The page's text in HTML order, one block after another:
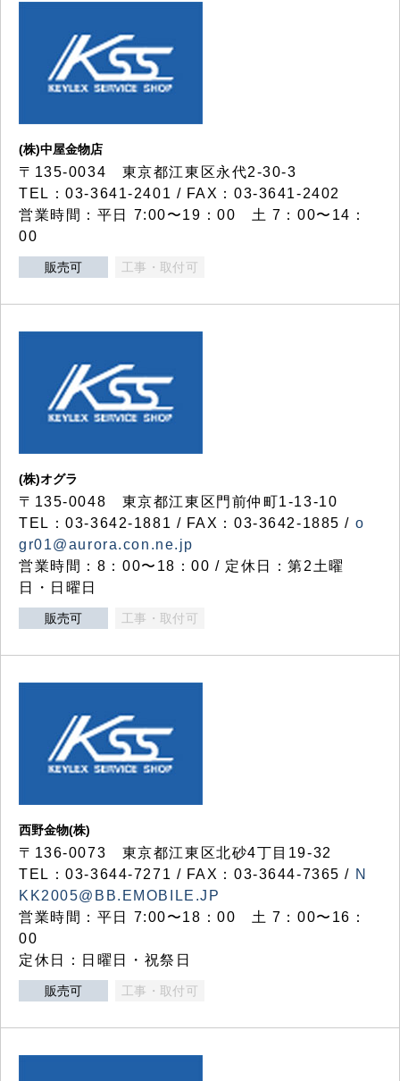
(株)中屋金物店
〒135-0034 東京都江東区永代2-30-3
TEL：03-3641-2401 / FAX：03-3641-2402
営業時間：平日 7:00〜19：00 土 7：00〜14：
00
販売可 工事・取付可
(株)オグラ
〒135-0048 東京都江東区門前仲町1-13-10
TEL：03-3642-1881 / FAX：03-3642-1885 / o
gr01@aurora.con.ne.jp
営業時間：8：00〜18：00 / 定休日：第2土曜
日・日曜日
販売可 工事・取付可
西野金物(株)
〒136-0073 東京都江東区北砂4丁目19-32
TEL：03‐3644‐7271 / FAX：03-3644-7365 / N
KK2005@BB.EMOBILE.JP
営業時間：平日 7:00〜18：00 土 7：00〜16：
00
定休日：日曜日・祝祭日
販売可 工事・取付可